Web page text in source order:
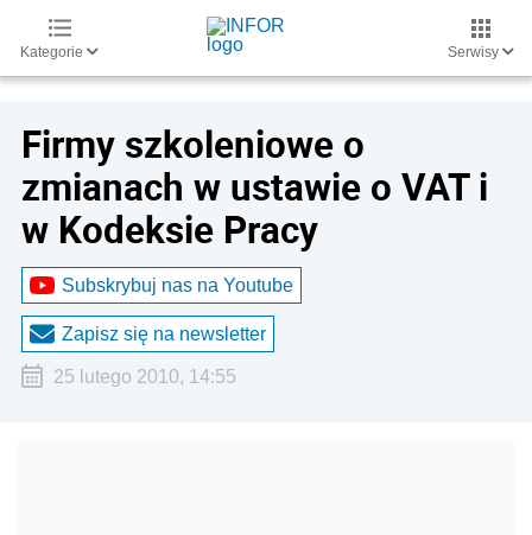
Kategorie Serwisy
Firmy szkoleniowe o
zmianach w ustawie o VAT i
w Kodeksie Pracy
Subskrybuj nas na Youtube
Zapisz się na newsletter
25 lutego 2010, 14:55